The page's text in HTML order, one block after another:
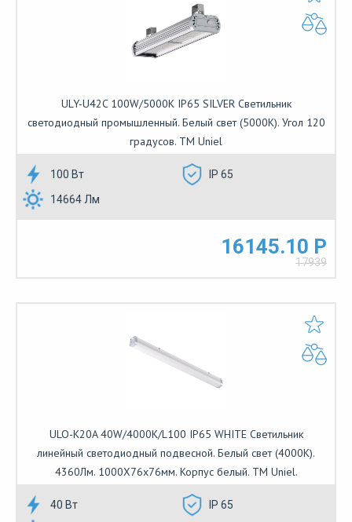
ULY-U42C 100W/5000K IP65 SILVER Светильник
светодиодный промышленный. Белый свет (5000K). Угол 120
градусов. TM Uniel
100 Вт
IP 65
14664 Лм
16145.10 Р
17939
ULO-K20A 40W/4000K/L100 IP65 WHITE Светильник
линейный светодиодный подвесной. Белый свет (4000К).
4360Лм. 1000Х76х76мм. Корпус белый. TM Uniel.
40 Вт IP 65